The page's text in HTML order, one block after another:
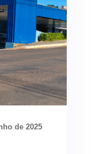
os cuidados
nas
de deixar a
a temporada
de 2025